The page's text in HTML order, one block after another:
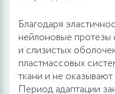
Благодаря
нейлоновые
и слизистых
пластмассовых
ткани и не
Период адаптации